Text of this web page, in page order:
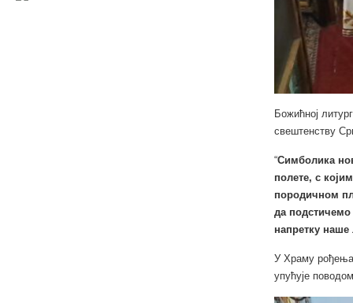
Божићној
свештенству
“Симболика
полете, с
породичном
да
напретку наше
У Храму рођења
упућује